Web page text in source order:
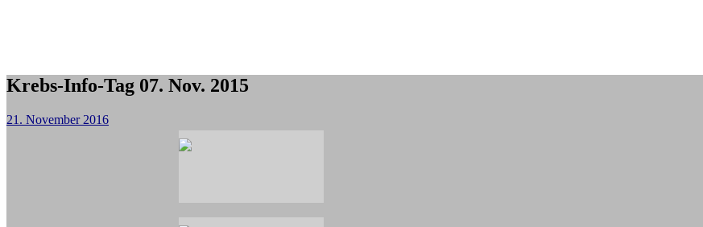
Krebs-Info-Tag 07. Nov. 2015
21. November 2016